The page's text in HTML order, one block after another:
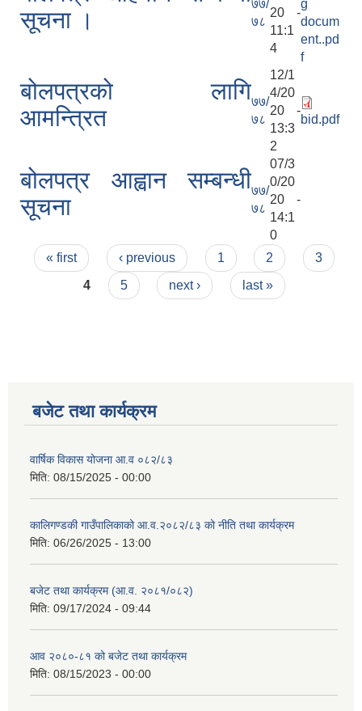
सूचना ।
७७/
७८
20 -
11:1
4
g
docum
ent..pd
f
बोलपत्रको लागि
आमन्त्रित
७७/
७८
12/1
4/20
20 -
13:3
2
bid.pdf
बोलपत्र आह्वान सम्बन्धी
सूचना
७७/
७८
07/3
0/20
20 -
14:1
0
Pages
« first ‹ previous 1 2
3
4
5 next › last »
बजेट तथा कार्यक्रम
वार्षिक विकास योजना आ.व ०८२/८३
मिति: 08/15/2025 - 00:00
कालिगण्डकी गाउँपालिकाको आ.व.२०८२/८३ को नीति तथा कार्यक्रम
मिति: 06/26/2025 - 13:00
बजेट तथा कार्यक्रम (आ.व. २०८१/०८२)
मिति: 09/17/2024 - 09:44
आव २०८०-८१ को बजेट तथा कार्यक्रम
मिति: 08/15/2023 - 00:00